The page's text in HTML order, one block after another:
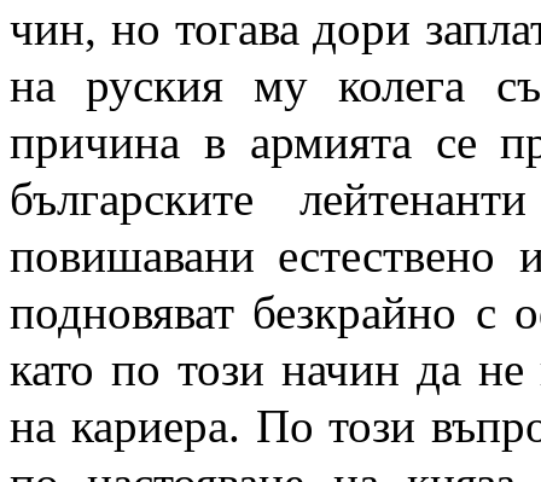
чин, но тогава дори
на руския му колега
причина в армията се
българските
повишавани
подновяват безкрайно с
като по този начин да не
на кариера. По този